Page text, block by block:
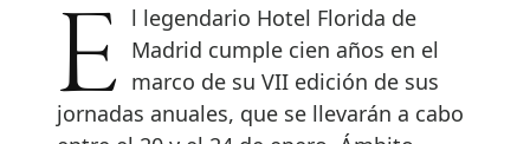
El legendario Hotel Florida de Madrid cumple cien años en el
marco de su VII edición de sus
jornadas anuales, que se llevarán a cabo